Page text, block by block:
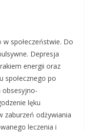
społeczeństwie. Do
Depresja
energii oraz
społecznego po
obsesyjno-
lęku
zaburzeń odżywiania
leczenia i